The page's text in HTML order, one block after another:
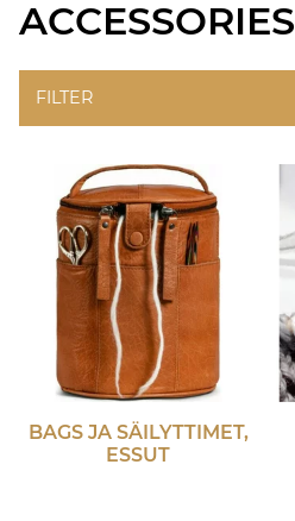
ACCESSORIES
FILTER
BAGS JA SÄILYTTIMET,
ESSUT